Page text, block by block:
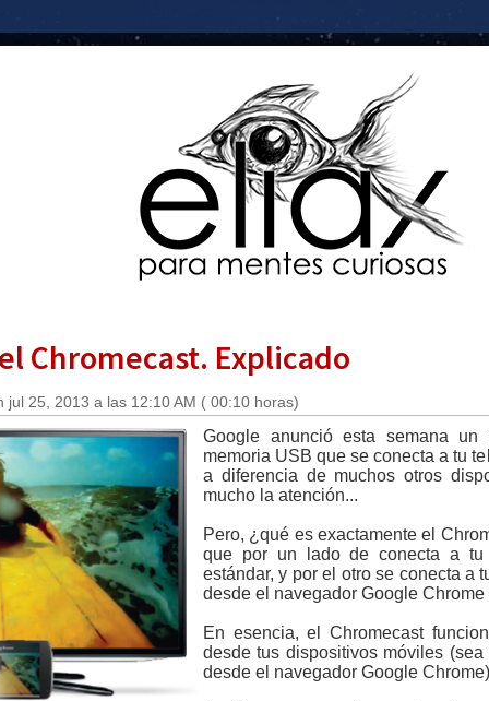
Chromecast. Explicado
jul 25, 2013 a las 12:10 AM ( 00:10 horas)
Google anunció esta semana
memoria USB que se conecta a tu
a diferencia de muchos otros
mucho la atención...
Pero, ¿qué es exactamente el
que por un lado de conecta a tu
estándar, y por el otro se conecta a
desde el navegador Google
En esencia, el Chromecast
desde tus dispositivos móviles
desde el navegador Google